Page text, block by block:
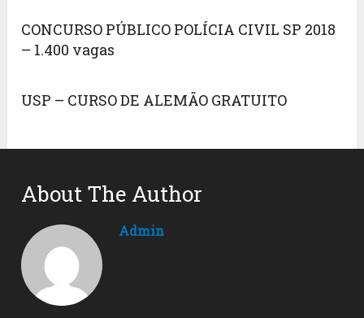
CONCURSO PÚBLICO POLÍCIA CIVIL SP 2018
– 1.400 vagas
USP – CURSO DE ALEMÃO GRATUITO
About The Author
Admin